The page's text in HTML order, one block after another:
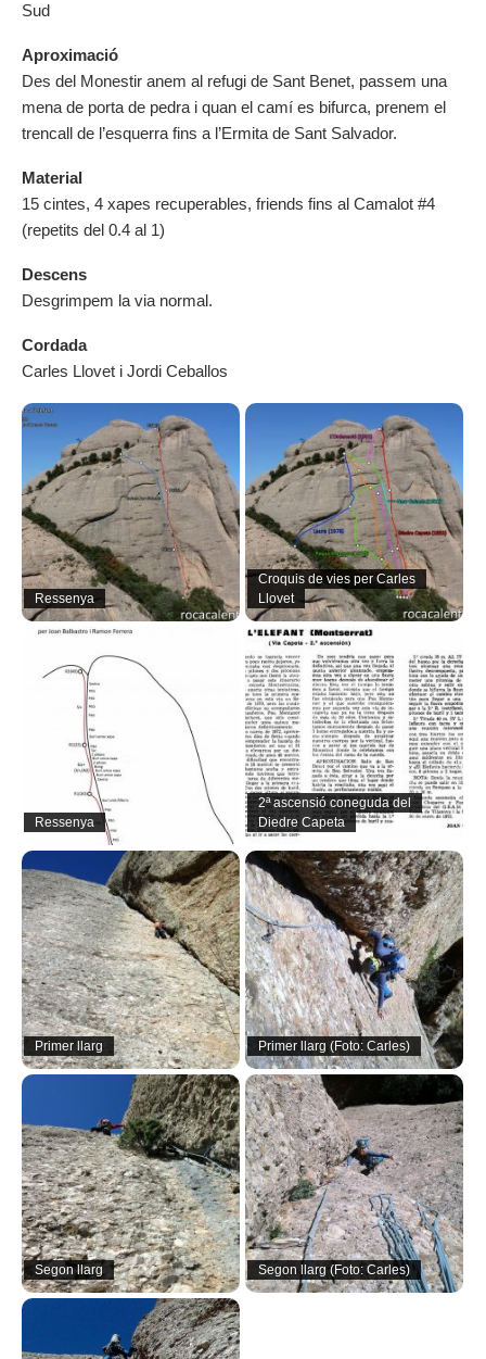
Sud
Aproximació
Des del Monestir anem al refugi de Sant Benet, passem una
mena de porta de pedra i quan el camí es bifurca, prenem el
trencall de l’esquerra fins a l’Ermita de Sant Salvador.
Material
15 cintes, 4 xapes recuperables, friends fins al Camalot #4
(repetits del 0.4 al 1)
Descens
Desgrimpem la via normal.
Cordada
Carles Llovet i Jordi Ceballos
Ressenya
Croquis de vies per Carles
Llovet
Ressenya
2ª ascensió coneguda del
Diedre Capeta
Primer llarg Primer llarg (Foto: Carles)
Segon llarg Segon llarg (Foto: Carles)